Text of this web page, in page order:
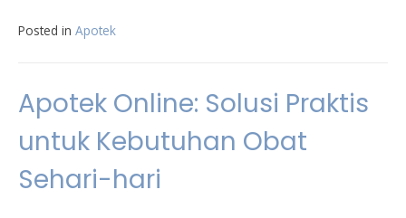
Posted in Apotek
Apotek Online: Solusi Praktis
untuk Kebutuhan Obat
Sehari-hari